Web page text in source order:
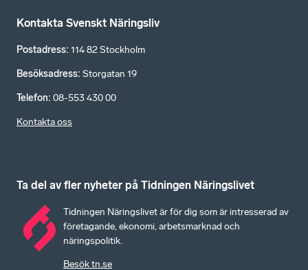
Kontakta Svenskt Näringsliv
Postadress: 114 82 Stockholm
Besöksadress: Storgatan 19
Telefon: 08-553 430 00
Kontakta oss
Ta del av fler nyheter på Tidningen Näringslivet
Tidningen Näringslivet är för dig som är intresserad av
företagande, ekonomi, arbetsmarknad och
näringspolitik.
Besök tn.se